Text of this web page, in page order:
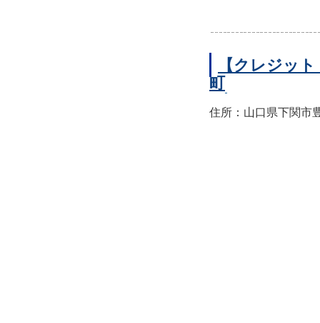
【クレジッ
町
住所：山口県下関市